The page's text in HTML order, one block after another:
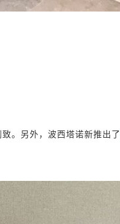
。另外，波西塔诺新推出了